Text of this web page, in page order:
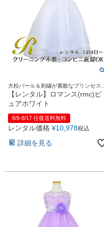
スタジオを予約 →
大粒パール＆刺繍が素敵なプリンセスロ
ングドレス
【レンタル】ロマンス(rmc)ピ
ュアホワイト
8/8-8/17 往復送料無料
レンタル価格 ¥10,978税込
詳細を見る